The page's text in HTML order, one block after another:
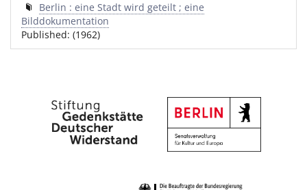
Berlin : eine Stadt wird geteilt ; eine
Bilddokumentation
Published: (1962)